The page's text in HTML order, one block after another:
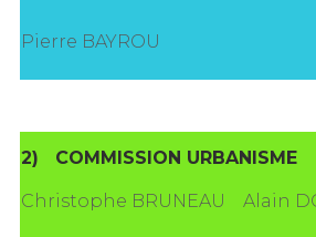
Pierre BAYROU
2) COMMISSION URBANISME
Christophe BRUNEAU Alain